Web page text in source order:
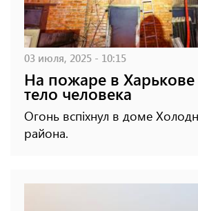
03 июля, 2025 - 10:15
На пожаре в
тело человека
Огонь вспіхнул в доме
района.